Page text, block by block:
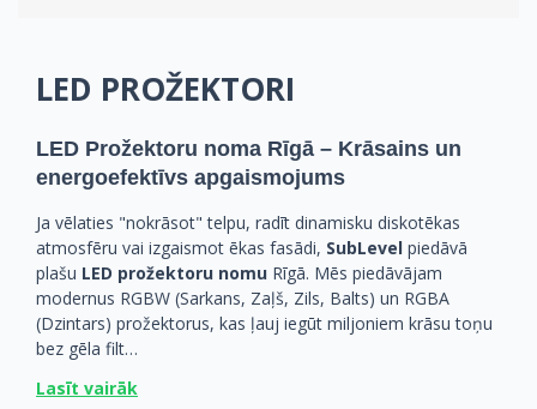
LED PROŽEKTORI
LED Prožektoru noma Rīgā – Krāsains un
energoefektīvs apgaismojums
Ja vēlaties "nokrāsot" telpu, radīt dinamisku diskotēkas
atmosfēru vai izgaismot ēkas fasādi, SubLevel piedāvā
plašu LED prožektoru nomu Rīgā. Mēs piedāvājam
modernus RGBW (Sarkans, Zaļš, Zils, Balts) un RGBA
(Dzintars) prožektorus, kas ļauj iegūt miljoniem krāsu toņu
bez gēla filt…
Lasīt vairāk